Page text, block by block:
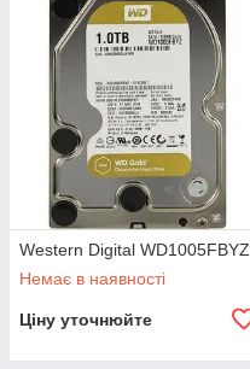
Western Digital WD1005FBYZ
Немає в наявності
Ціну уточнюйте